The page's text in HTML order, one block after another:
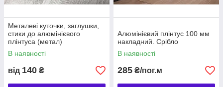
Металеві куточки, заглушки,
стики до алюмінієвого
плінтуса (метал)
В наявності
від 140 ₴
Алюмінієвий плінтус 100 мм
накладний. Срібло
В наявності
285 ₴/пог.м